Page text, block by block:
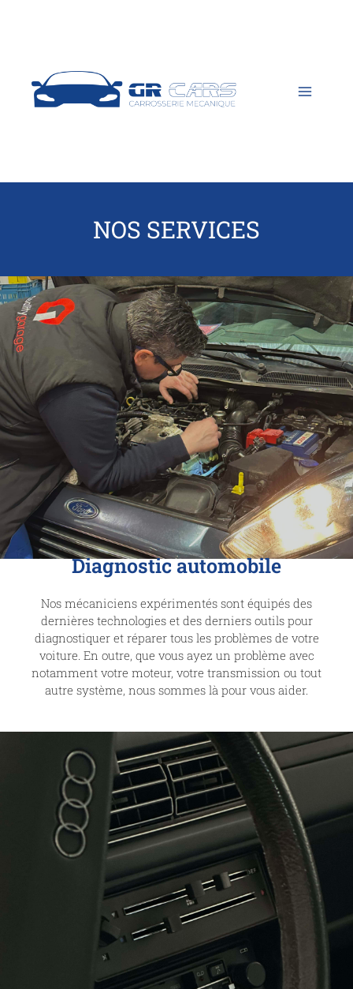
NOS SERVICES
Diagnostic automobile
Nos mécaniciens expérimentés sont équipés des
dernières technologies et des derniers outils pour
diagnostiquer et réparer tous les problèmes de votre
voiture. En outre, que vous ayez un problème avec
notamment votre moteur, votre transmission ou tout
autre système, nous sommes là pour vous aider.